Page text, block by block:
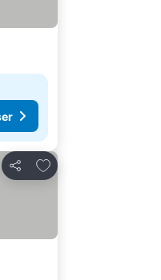
Del
Legg til i favoritter